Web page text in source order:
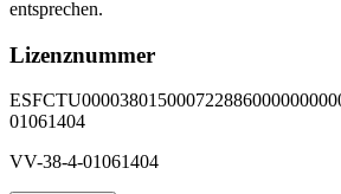
entsprechen.
Lizenznummer
01061404
VV-38-4-01061404